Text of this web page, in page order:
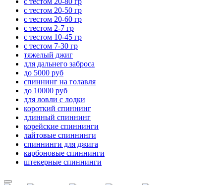
с тестом 20-50 гр
с тестом 20-60 гр
с тестом 2-7 гр
с тестом 10-45 гр
с тестом 7-30 гр
тяжелый джиг
для дальнего заброса
до 5000 руб
спиннинг на голавля
до 10000 руб
для ловли с лодки
короткий спиннинг
длинный спиннинг
корейские спиннинги
лайтовые спиннинги
спиннинги для джига
карбоновые спиннинги
штекерные спиннинги